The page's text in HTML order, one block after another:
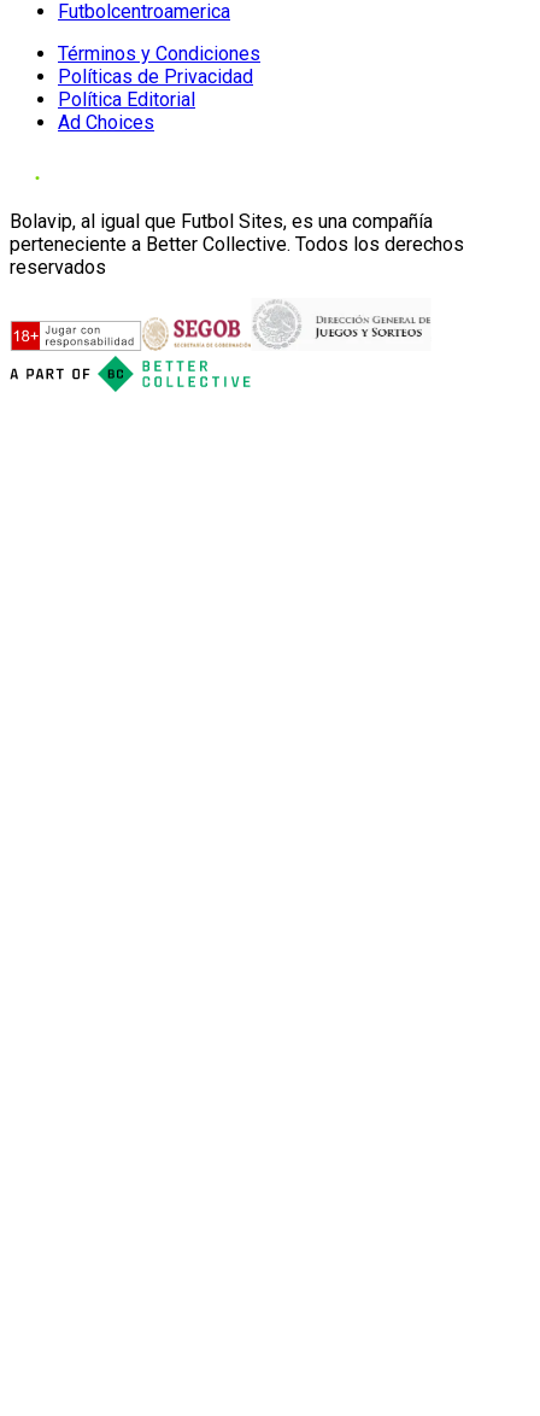
Futbolcentroamerica
Términos y Condiciones
Políticas de Privacidad
Política Editorial
Ad Choices
Bolavip, al igual que Futbol Sites, es una compañía
perteneciente a Better Collective. Todos los derechos
reservados